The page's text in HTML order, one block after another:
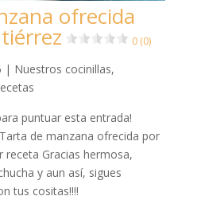
ofrecida
0 (0)
| Nuestros cocinillas,
puntuar esta entrada!
de manzana ofrecida por
receta Gracias hermosa,
y aun así, sigues
tus cositas!!!!